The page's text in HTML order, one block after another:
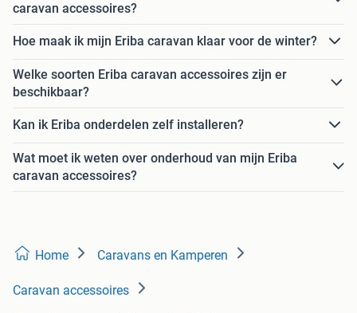
caravan accessoires?
Hoe maak ik mijn Eriba caravan klaar voor de winter?
Welke soorten Eriba caravan accessoires zijn er
beschikbaar?
Kan ik Eriba onderdelen zelf installeren?
Wat moet ik weten over onderhoud van mijn Eriba
caravan accessoires?
Home Caravans en Kamperen
Caravan accessoires